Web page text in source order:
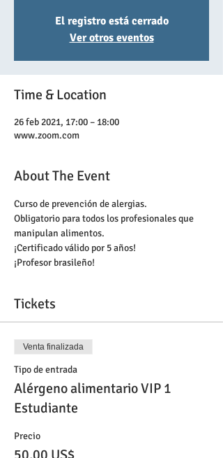
El registro está cerrado
Ver otros eventos
Time & Location
26 feb 2021, 17:00 – 18:00
www.zoom.com
About The Event
Curso de prevención de alergias.
Obligatorio para todos los profesionales que
manipulan alimentos.
¡Certificado válido por 5 años!
¡Profesor brasileño!
Tickets
Venta finalizada
Tipo de entrada
Alérgeno alimentario VIP 1
Estudiante
Precio